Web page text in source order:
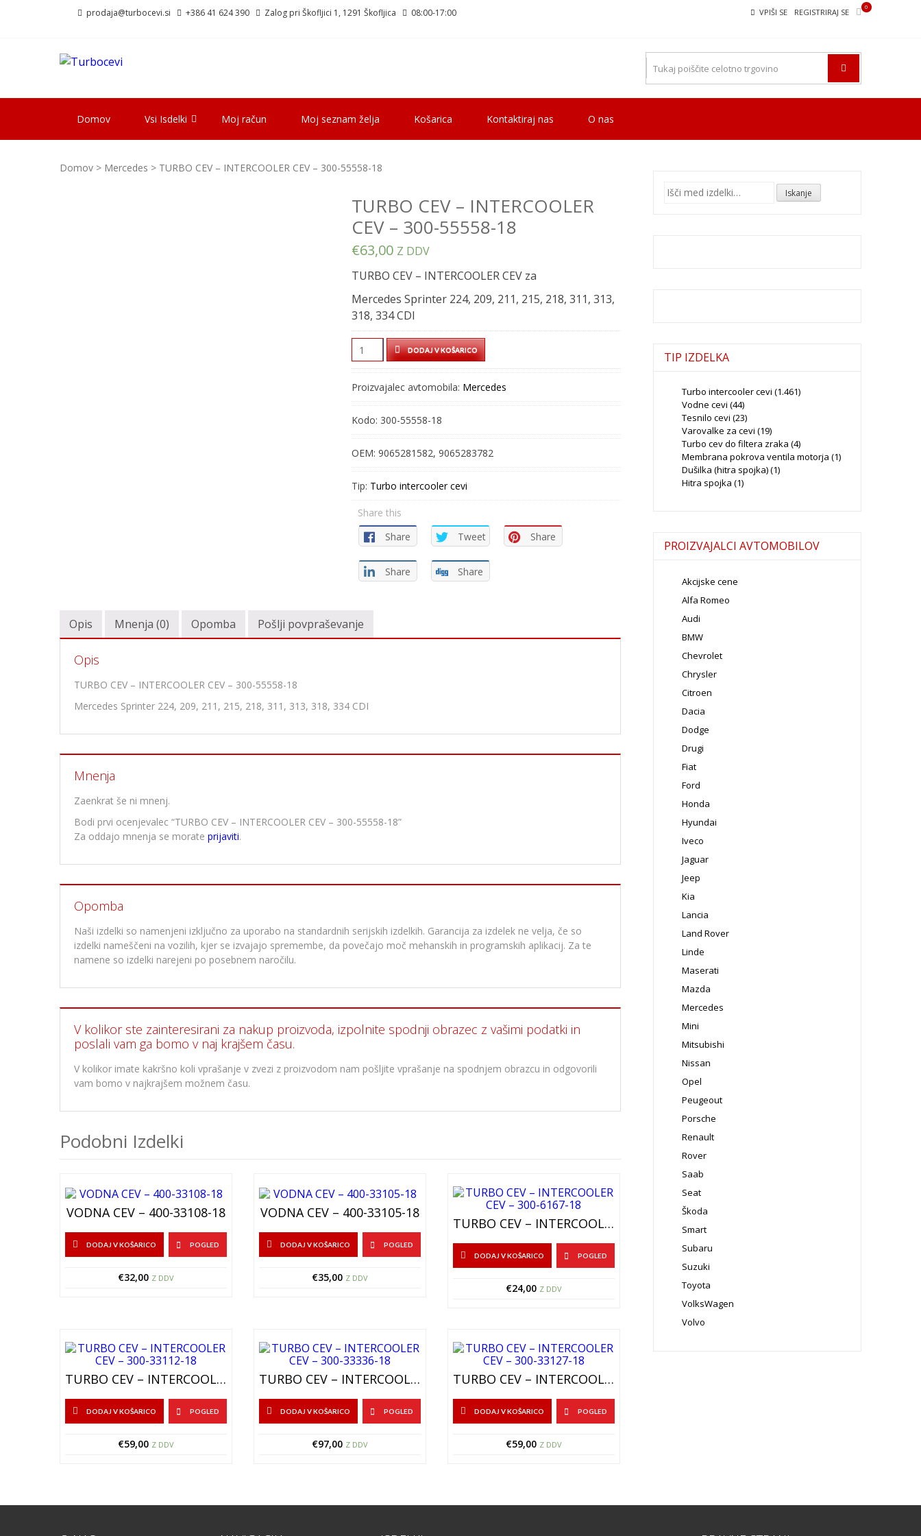
prodaja@turbocevi.si +386 41 624 390 Zalog pri Škofljici 1, 1291 Škofljica 08:00-17:00 VPIŠI SE REGISTRIRAJ SE
0
Domov Vsi Isdelki Moj račun Moj seznam želja Košarica Kontaktiraj nas O nas
Domov > Mercedes > TURBO CEV – INTERCOOLER CEV – 300-55558-18
TURBO CEV – INTERCOOLER
CEV – 300-55558-18
€63,00 Z DDV
TURBO CEV – INTERCOOLER CEV za
Mercedes Sprinter 224, 209, 211, 215, 218, 311, 313,
318, 334 CDI
TURBO
CEV
INTERCOOLER
–
55558-
quantity
DODAJ V KOŠARICO
Proizvajalec avtomobila: Mercedes
Kodo: 300-55558-18
OEM: 9065281582, 9065283782
Tip: Turbo intercooler cevi
Share this
Share
Tweet Share
Share Share
Opis Mnenja (0) Opomba Pošlji povpraševanje
Opis
TURBO CEV – INTERCOOLER CEV – 300-55558-18
Mercedes Sprinter 224, 209, 211, 215, 218, 311, 313, 318, 334 CDI
Mnenja
Zaenkrat še ni mnenj.
Bodi prvi ocenjevalec “TURBO CEV – INTERCOOLER CEV – 300-55558-18”
Za oddajo mnenja se morate prijaviti.
Opomba
Naši izdelki so namenjeni izključno za uporabo na standardnih serijskih izdelkih. Garancija za izdelek ne velja, če so
izdelki nameščeni na vozilih, kjer se izvajajo spremembe, da povečajo moč mehanskih in programskih aplikacij. Za te
namene so izdelki narejeni po posebnem naročilu.
V kolikor ste zainteresirani za nakup proizvoda, izpolnite spodnji obrazec z vašimi podatki in
poslali vam ga bomo v naj krajšem času.
V kolikor imate kakršno koli vprašanje v zvezi z proizvodom nam pošljite vprašanje na spodnjem obrazcu in odgovorili
vam bomo v najkrajšem možnem času.
Podobni Izdelki
VODNA CEV – 400-33108-18
DODAJ V KOŠARICO POGLED
€32,00 Z DDV
VODNA CEV – 400-33105-18
DODAJ V KOŠARICO POGLED
€35,00 Z DDV
TURBO CEV – INTERCOOLER CEV – 300-6167-18
DODAJ V KOŠARICO POGLED
€24,00 Z DDV
TURBO CEV – INTERCOOLER CEV – 300-33112-18
DODAJ V KOŠARICO POGLED
€59,00 Z DDV
TURBO CEV – INTERCOOLER CEV – 300-33336-18
DODAJ V KOŠARICO POGLED
€97,00 Z DDV
TURBO CEV – INTERCOOLER CEV – 300-33127-18
DODAJ V KOŠARICO POGLED
€59,00 Z DDV
Išči: Iskanje
TIP IZDELKA
Turbo intercooler cevi (1.461)
Vodne cevi (44)
Tesnilo cevi (23)
Varovalke za cevi (19)
Turbo cev do filtera zraka (4)
Membrana pokrova ventila motorja (1)
Dušilka (hitra spojka)(1)
Hitra spojka (1)
PROIZVAJALCI AVTOMOBILOV
Akcijske cene
Alfa Romeo
Audi
BMW
Chevrolet
Chrysler
Citroen
Dacia
Dodge
Drugi
Fiat
Ford
Honda
Hyundai
Iveco
Jaguar
Jeep
Kia
Lancia
Land Rover
Linde
Maserati
Mazda
Mercedes
Mini
Mitsubishi
Nissan
Opel
Peugeout
Porsche
Renault
Rover
Saab
Seat
Škoda
Smart
Subaru
Suzuki
Toyota
VolksWagen
Volvo